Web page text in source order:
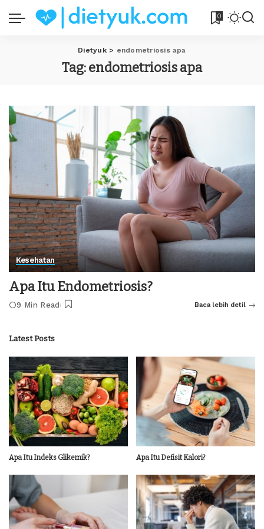
0
Dietyuk> endometriosis apa
Tag:endometriosis apa
Kesehatan
Apa Itu Endometriosis?
9 Min Read Baca lebih detil
Latest Posts
Apa Itu Indeks Glikemik? Apa Itu Defisit Kalori?